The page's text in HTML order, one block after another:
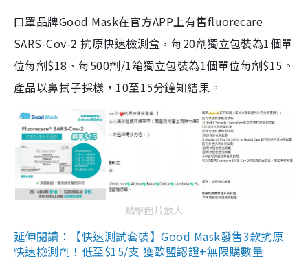
口罩品牌Good Mask在官方APP上有售fluorecare
SARS-Cov-2 抗原快速檢測盒，每20劑獨立包裝為1個單
位每劑$18、每500劑/1箱獨立包裝為1個單位每劑$15。
產品以鼻拭子採樣，10至15分鐘知結果。
點擊圖片放大
延伸閱讀：【快速測試套裝】Good Mask發售3款抗原
快速檢測劑！低至$15/支 獲歐盟認證+無限購數量